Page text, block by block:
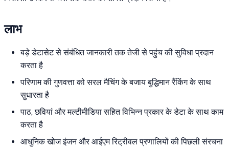
लाभ
बड़े डेटासेट से संबंधित जानकारी तक तेजी से पहुंच की सुविधा प्रदान
करता है
परिणाम की गुणवत्ता को सरल मैचिंग के बजाय बुद्धिमान रैंकिंग के साथ
सुधारता है
पाठ, छवियां और मल्टीमीडिया सहित विभिन्न प्रकार के डेटा के साथ काम
करता है
आधुनिक खोज इंजन और आईएम रिट्रीवल प्रणालियों की पिछली संरचना